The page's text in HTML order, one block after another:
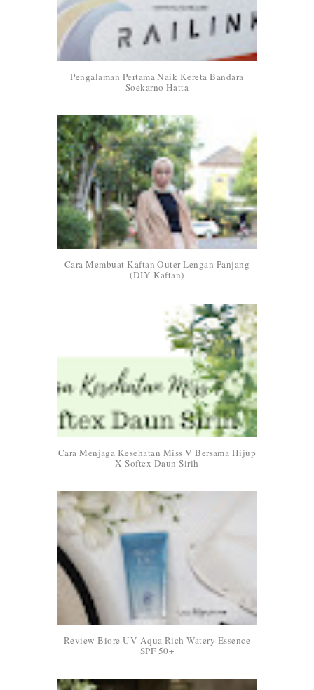
Pengalaman Pertama Naik Kereta Bandara
Soekarno Hatta
Cara Membuat Kaftan Outer Lengan Panjang
(DIY Kaftan)
Cara Menjaga Kesehatan Miss V Bersama Hijup
X Softex Daun Sirih
Review Biore UV Aqua Rich Watery Essence
SPF 50+